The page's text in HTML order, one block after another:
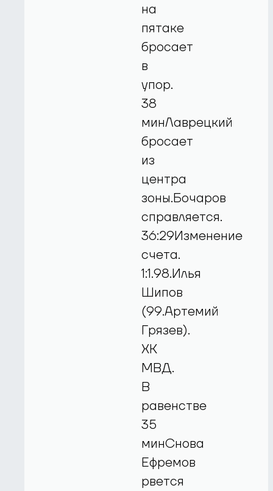
на
пятаке
бросает
в
упор.
38
минЛаврецкий
бросает
из
центра
зоны.Бочаров
справляется.
36:29Изменение
счета.
1:1.98.Илья
Шипов
(99.Артемий
Грязев).
ХК
МВД.
В
равенстве
35
минСнова
Ефремов
рвется